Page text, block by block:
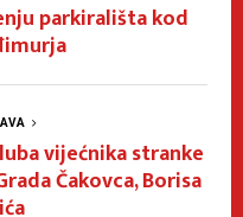
parkirališta kod
vijećnika stranke
Čakovca, Borisa